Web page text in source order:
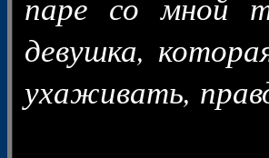
девушка,
ухаживать,